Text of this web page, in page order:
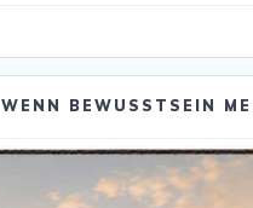
WENN BEWUSSTSEIN